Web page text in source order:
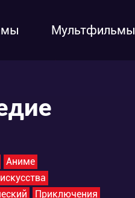
Мультфильмы
Аниме
Приключения